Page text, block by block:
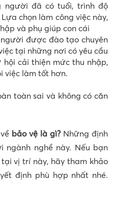
đã có tuổi, trình độ
chọn làm công việc này,
và phụ giúp con cái
được đào tạo chuyên
tại những nơi có yêu cầu
cải thiện mức thu nhập,
việc làm tốt hơn.
toàn sai và không có căn
bảo vệ là gì?Những định
ngành nghề này. Nếu bạn
vị trí này, hãy tham khảo
định phù hợp nhất nhé.